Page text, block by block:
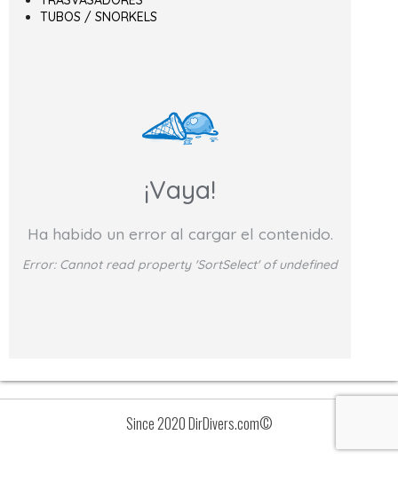
TUBOS / SNORKELS
¡Vaya!
Ha habido un error al cargar el contenido.
Error: Cannot read property 'SortSelect' of undefined
Since 2020 DirDivers.com©